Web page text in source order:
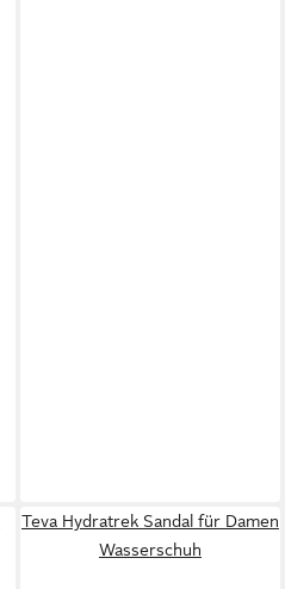
Teva Hydratrek Sandal für Damen
Wasserschuh